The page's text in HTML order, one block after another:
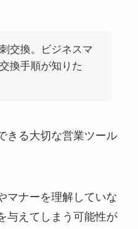
交換。ビジネスマ
換手順が知りた
きる大切な営業ツール
マナーを理解していな
与えてしまう可能性が